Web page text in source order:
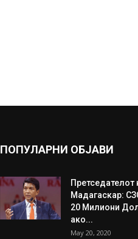
ПОПУЛАРНИ ОБЈАВИ
Претседателот
Мадагаскар:
20 Милиони
ако...
May 20, 2020